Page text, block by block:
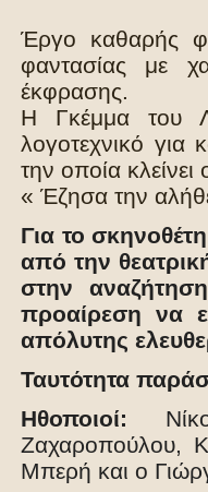
Έργο καθαρής
φαντασίας με
έκφρασης.
Η Γκέμμα του
λογοτεχνικό για
την οποία
« Έζησα την
Για το
από την
στην
προαίρεση να
απόλυτης
Ταυτότητα
Ηθοποιοί: Ν
Ζαχαροπούλου,
Μπερή και ο